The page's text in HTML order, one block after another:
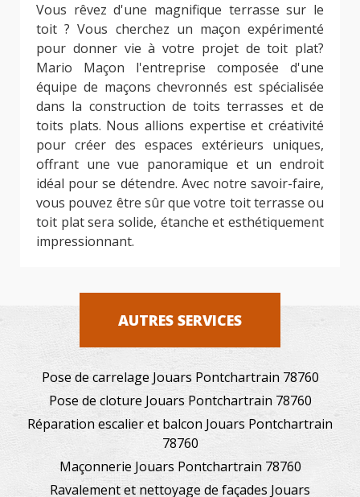
Vous rêvez d'une magnifique terrasse sur le
toit ? Vous cherchez un maçon expérimenté
pour donner vie à votre projet de toit plat?
Mario Maçon l'entreprise composée d'une
équipe de maçons chevronnés est spécialisée
dans la construction de toits terrasses et de
toits plats. Nous allions expertise et créativité
pour créer des espaces extérieurs uniques,
offrant une vue panoramique et un endroit
idéal pour se détendre. Avec notre savoir-faire,
vous pouvez être sûr que votre toit terrasse ou
toit plat sera solide, étanche et esthétiquement
impressionnant.
AUTRES SERVICES
Pose de carrelage Jouars Pontchartrain 78760
Pose de cloture Jouars Pontchartrain 78760
Réparation escalier et balcon Jouars Pontchartrain
78760
Maçonnerie Jouars Pontchartrain 78760
Ravalement et nettoyage de façades Jouars